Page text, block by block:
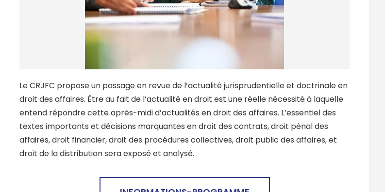
Le CRJFC propose un passage en revue de l’actualité jurisprudentielle et doctrinale en
droit des affaires. Être au fait de l’actualité en droit est une réelle nécessité à laquelle
entend répondre cette après-midi d’actualités en droit des affaires. L’essentiel des
textes importants et décisions marquantes en droit des contrats, droit pénal des
affaires, droit financier, droit des procédures collectives, droit public des affaires, et
droit de la distribution sera exposé et analysé.